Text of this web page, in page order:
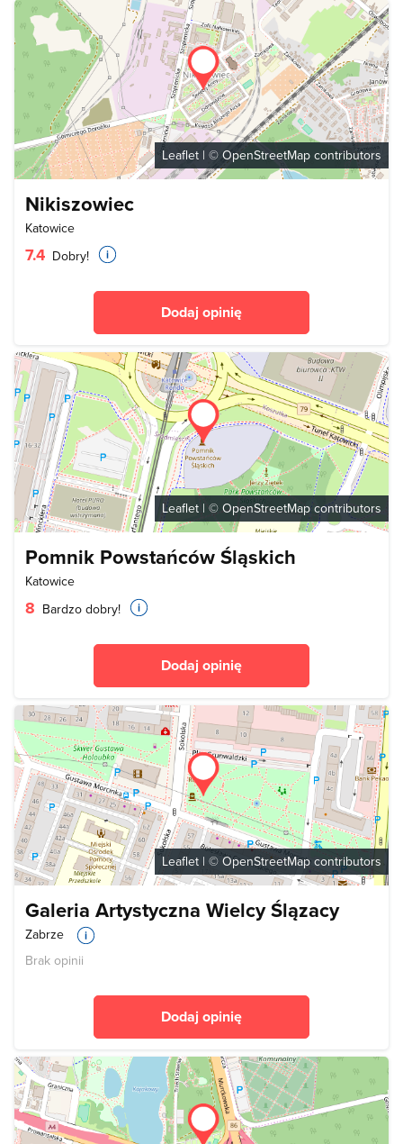
Leaflet | © OpenStreetMap contributors
Nikiszowiec
Katowice
7.4 Dobry!
Dodaj opinię
Leaflet | © OpenStreetMapcontributors
Pomnik Powstańców Śląskich
Katowice
8 Bardzo dobry!
Dodaj opinię
Leaflet | © OpenStreetMapcontributors
Galeria Artystyczna Wielcy Ślązacy
Zabrze
Brak opinii
Dodaj opinię